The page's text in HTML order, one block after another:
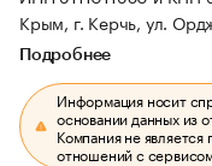
Крым, г. Керчь, ул.
Подробнее
Информация носит
основании данных из
Компания не
отношений с